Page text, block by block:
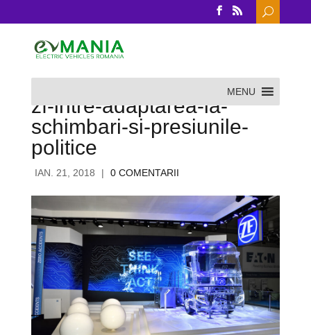
for:
MENU
zf-intre-adaptarea-la-
schimbari-si-presiunile-
politice
IAN. 21, 2018 | 0 COMENTARII